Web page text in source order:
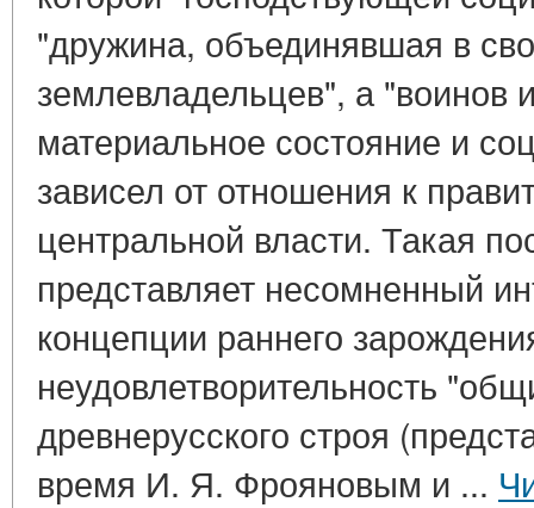
"дружина, объединявшая в
землевладельцев", а "воинов
материальное состояние и
зависел от отношения к
центральной власти. Такая
представляет несомненный
концепции раннего
неудовлетворительность
древнерусского строя
время И. Я. Фрояновым и ...